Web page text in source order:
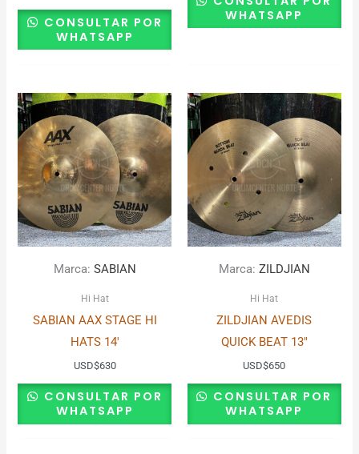
CONSULTAR POR
WHATSAPP
WHATSAPP
Marca: SABIAN
Hi Hat
SABIAN AAX STAGE HI
HATS 14′
USD$630
CONSULTAR POR
WHATSAPP
Marca: ZILDJIAN
Hi Hat
ZILDJIAN AVEDIS
QUICK BEAT 13″
USD$650
CONSULTAR POR
WHATSAPP